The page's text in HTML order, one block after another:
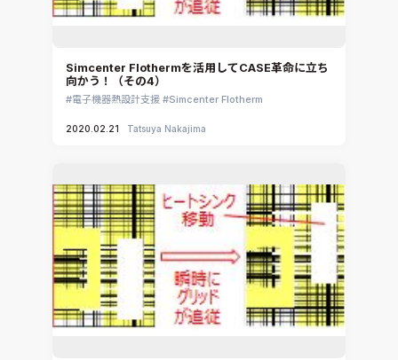
Simcenter Flothermを活用してCASE革命に立ち
向かう！（その4）
電子機器熱設計支援 Simcenter Flotherm
2020.02.21 Tatsuya Nakajima